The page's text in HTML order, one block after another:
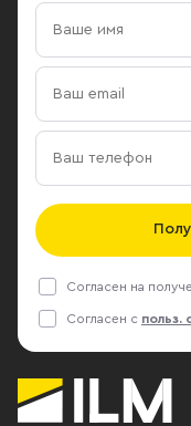
Согласен на
Согласен с польз.